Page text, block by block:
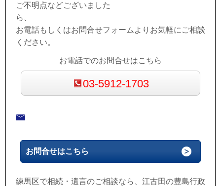
ご不明点などございました
ら、
お電話もしくはお問合せフォームよりお気軽にご相談
ください。
お電話でのお問合せはこちら
03-5912-1703
お問合せはこちら
練馬区で相続・遺言のご相談なら、江古田の豊島行政